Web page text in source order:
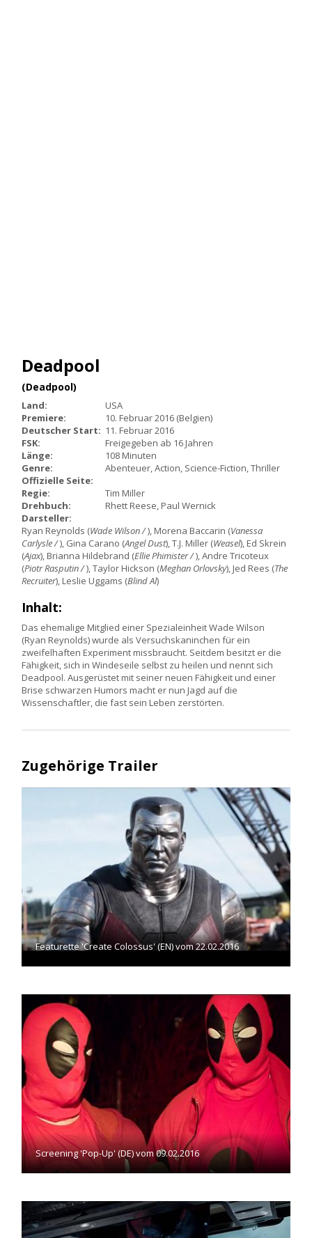
Deadpool
(Deadpool)
Land:
USA
Premiere:
10. Februar 2016 (Belgien)
Deutscher Start: 11. Februar 2016
FSK:
Freigegeben ab 16 Jahren
Länge:
108 Minuten
Genre:
Abenteuer, Action, Science-Fiction, Thriller
Offizielle Seite:
Regie:
Tim Miller
Drehbuch:
Rhett Reese, Paul Wernick
Darsteller:
Ryan Reynolds (Wade Wilson /), Morena Baccarin (Vanessa
Carlysle /), Gina Carano (Angel Dust), T.J. Miller (Weasel), Ed Skrein
(Ajax), Brianna Hildebrand (Ellie Phimister /), Andre Tricoteux
(Piotr Rasputin /), Taylor Hickson (Meghan Orlovsky), Jed Rees (The
Recruiter), Leslie Uggams (Blind Al)
Inhalt:
Das ehemalige Mitglied einer Spezialeinheit Wade Wilson
(Ryan Reynolds) wurde als Versuchskaninchen für ein
zweifelhaften Experiment missbraucht. Seitdem besitzt er die
Fähigkeit, sich in Windeseile selbst zu heilen und nennt sich
Deadpool. Ausgerüstet mit seiner neuen Fähigkeit und einer
Brise schwarzen Humors macht er nun Jagd auf die
Wissenschaftler, die fast sein Leben zerstörten.
Zugehörige Trailer
Featurette 'Create Colossus' (EN) vom 22.02.2016
Screening 'Pop-Up' (DE) vom 09.02.2016